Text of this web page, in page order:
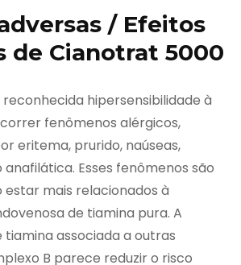
/ Efeitos
de Cianotrat 5000
hipersensibilidade à
fenômenos alérgicos,
eritema, prurido, naúseas,
Esses fenômenos são
mais relacionados à
de tiamina pura. A
associada a outras
B parece reduzir o risco